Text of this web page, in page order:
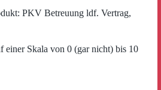
PKV Betreuung ldf. Vertrag,
einer Skala von 0 (gar nicht) bis 10